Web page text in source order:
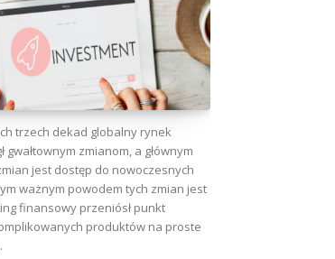
trzech dekad globalny rynek
gwałtownym zmianom, a głównym
jest dostęp do nowoczesnych
ważnym powodem tych zmian jest
finansowy przeniósł punkt
produktów na proste